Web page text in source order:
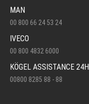
MAN
00 800 66 24 53 24
IVECO
00 800 4832 6000
KÖGEL ASSISTANCE 24H
00800 8285 88 - 88